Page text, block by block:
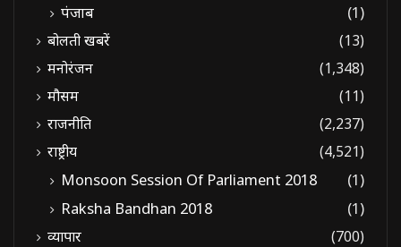
पंजाब
(1)
बोलती खबरें
(13)
मनोरंजन
(1,348)
मौसम
(11)
राजनीति
(2,237)
राष्ट्रीय
(4,521)
Monsoon Session Of Parliament 2018
(1)
Raksha Bandhan 2018
(1)
व्यापार
(700)